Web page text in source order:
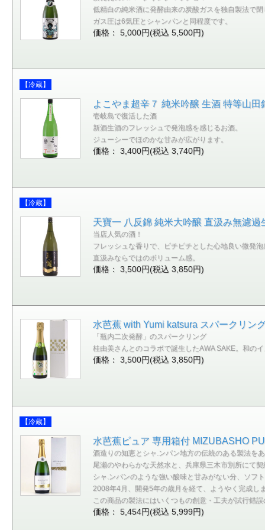
低精白の純米酒に発酵由来の炭酸ガスを独自製法で
ガス圧は6気圧とシャンパンと同程度です。
価格： 5,000円(税込 5,500円)
【冷蔵】
よこやま超辛７ 純米吟醸 生酒 特等山
壱岐島で復活した酒
新酒生酒のフレッシュで発泡感を感じるお酒。
ジューシーでほのかな甘みが広がります。
価格： 3,400円(税込 3,740円)
【冷蔵】
天寶一 八反錦 純米大吟醸 直汲み無濾
当店人気の酒！
フレッシュな香りで、ピチピチとした心地良い微発
直汲みならではのボリューム感。
価格： 3,500円(税込 3,850円)
水芭蕉 with Yumi katsura スパークリ
「瓶内二次発酵」のスパークリング
桂由美さんとのコラボで誕生したAWA SAKE。和の
価格： 3,500円(税込 3,850円)
【冷蔵】
水芭蕉ピュア 専用箱付 MIZUBASHO
酒造りの知恵とシャ.ンパン地方の伝統のある製法を
尾瀬のやわらかな天然水と、兵庫県三木市別所にて
シャ.ンパンのような強い酸味と甘みがない分、ソフ
2008年4月、開発5年の歳月を経て、ようやく完成し
この商品の製法にはいくつもの創意・工夫が試行錯
価格： 5,454円(税込 5,999円)